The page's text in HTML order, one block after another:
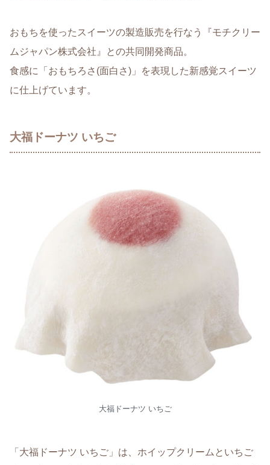
おもちを使ったスイーツの製造販売を行なう『モチクリー
ムジャパン株式会社』との共同開発商品。
食感に「おもちろさ(面白さ)」を表現した新感覚スイーツ
に仕上げています。
大福ドーナツ いちご
大福ドーナツ いちご
「大福ドーナツ いちご」は、ホイップクリームといちご